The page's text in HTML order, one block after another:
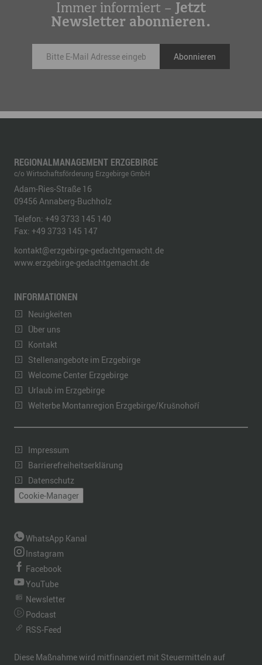
Immer informiert – Jetzt
Newsletter abonnieren.
REGIONALMANAGEMENT ERZGEBIRGE
c/o Wirtschaftsförderung Erzgebirge GmbH
Adam-Ries-Straße 16
09456 Annaberg-Buchholz
Telefon: +49 3733 145 140
Fax: +49 3733 145 147
kontakt@erzgebirge-gedachtgemacht.de
www.erzgebirge-gedachtgemacht.de
INFORMATIONEN
Neuigkeiten
Über uns
Kontakt
Stellenangebote im Erzgebirge
Welcome Center Erzgebirge
Urlaub im Erzgebirge
Welterbe Montanregion Erzgebirge/Krušnohoří
Impressum
Barrierefreiheitserklärung
Datenschutz
Cookie-Manager
WhatsApp Kanal
Instagram
Facebook
YouTube
Newsletter
Podcast
RSS-Feed
Diese Maßnahme wird mitfinanziert mit Steuermitteln auf